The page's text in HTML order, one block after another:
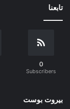
تابعنا
0
Subscribers
بيروت بوست